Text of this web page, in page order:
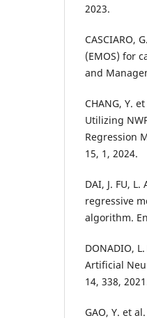
2023.
CASCIARO,
(EMOS) for
and
CHANG, Y.
Utilizing
Regression
15, 1, 2024.
DAI, J. FU,
regressive
algorithm.
DONADIO,
Artificial
14, 338,
GAO, Y. et